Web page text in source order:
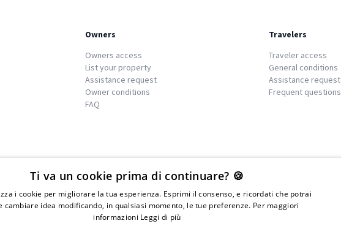
Owners
Owners access
List your property
Assistance request
Owner conditions
FAQ
Travelers
Traveler access
General conditions
Assistance request
Frequent questions
We islands
01976730497 - Iscrizione C.I.A.A di
Ti va un cookie prima di continuare? 🍪
i cookie per migliorare la tua esperienza. Esprimi il consenso, e ricordati che potrai
cambiare idea modificando, in qualsiasi momento, le tue preferenze. Per maggiori
informazioni Leggi di più